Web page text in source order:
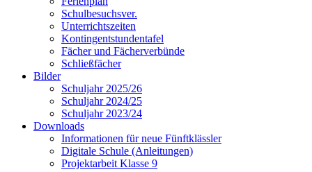
Schulbesuchsver.
Unterrichtszeiten
Kontingentstundentafel
Fächer und Fächerverbünde
Schließfächer
Bilder
Schuljahr 2025/26
Schuljahr 2024/25
Schuljahr 2023/24
Downloads
Informationen für neue Fünftklässler
Digitale Schule (Anleitungen)
Projektarbeit Klasse 9